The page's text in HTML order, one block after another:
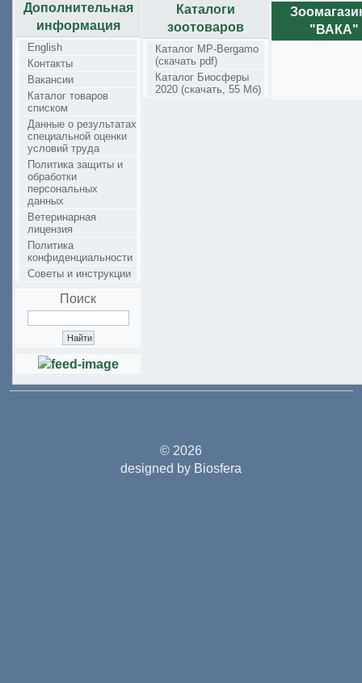
Дополнительная
информация
English
Контакты
Вакансии
Каталог товаров
списком
Данные о результатах
специальной оценки
условий труда
Политика защиты и
обработки
персональных
данных
Ветеринарная
лицензия
Политика
конфиденциальности
Советы и инструкции
Поиск
Каталоги
зоотоваров
Каталог MP-Bergamo
(скачать pdf)
Каталог Биосферы
2020 (скачать, 55 Мб)
"ВАКА"
© 2026
designed by Biosfera